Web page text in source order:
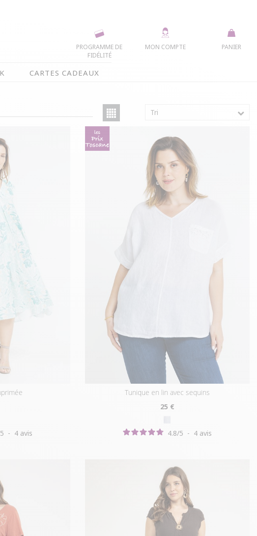
PANIER
MON COMPTE
PROGRAMME DE
FIDÉLITÉ
CARTES CADEAUX
Tri
5 - 4 avis
tunique en lin avec sequins
25 €
4.8/5 - 4 avis